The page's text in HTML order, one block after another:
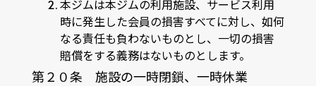
本ジムは本ジムの利用施設、サービス利用
時に発生した会員の損害すべてに対し、如何
なる責任も負わないものとし、一切の損害
賠償をする義務はないものとします。
第２０条 施設の一時閉鎖、一時休業